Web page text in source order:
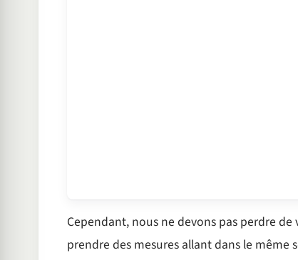
Cependant, nous ne devons pas perdre
prendre des mesures allant dans le même